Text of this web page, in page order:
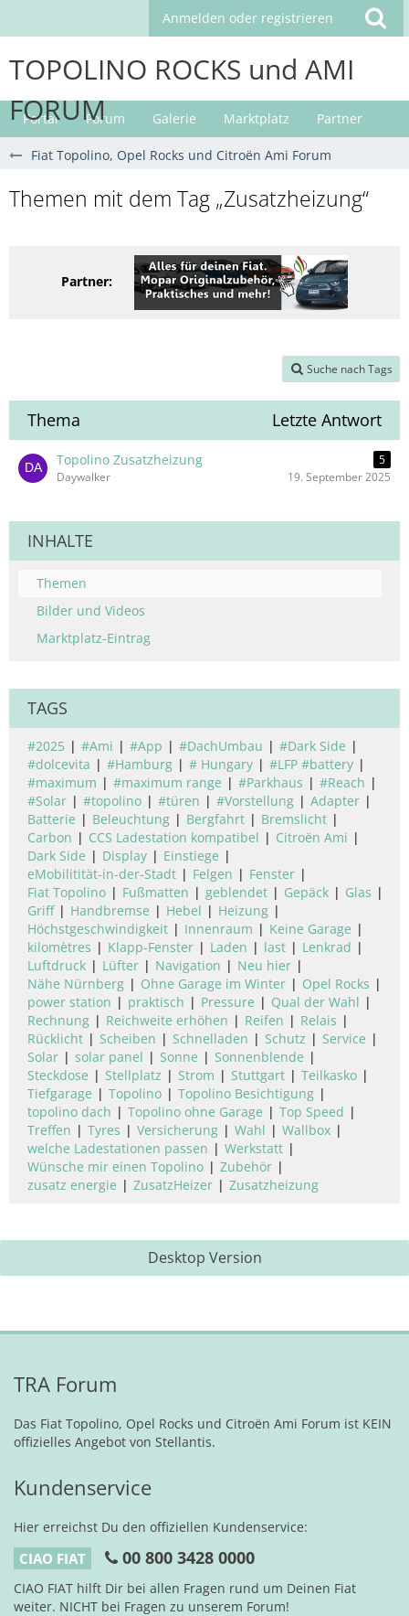
Anmelden oder registrieren
TOPOLINO ROCKS und AMI
FORUM
Portal Forum Galerie Marktplatz Partner
Fiat Topolino, Opel Rocks und Citroën Ami Forum
Themen mit dem Tag „Zusatzheizung“
Partner:
Suche nach Tags
Thema Letzte Antwort
Topolino Zusatzheizung
5
Daywalker
19. September 2025
INHALTE
Themen
Bilder und Videos
Marktplatz-Eintrag
TAGS
#2025 #Ami #App #DachUmbau
#Dark Side
#dolcevita
#Hamburg # Hungary
#LFP #battery
#maximum
#maximum range #Parkhaus
#Reach
#Solar
#topolino #türen #Vorstellung
Adapter
Batterie
Beleuchtung Bergfahrt
Bremslicht
Carbon
CCS Ladestation kompatibel
Citroën Ami
Dark Side
Display
Einstiege
eMobilitität-in-der-Stadt
Felgen
Fenster
Fiat Topolino
Fußmatten geblendet Gepäck
Glas
Griff
Handbremse Hebel
Heizung
Höchstgeschwindigkeit
Innenraum
Keine Garage
kilomètres
Klapp-Fenster Laden last
Lenkrad
Luftdruck
Lüfter Navigation
Neu hier
Nähe Nürnberg
Ohne Garage im Winter
Opel Rocks
power station
praktisch Pressure
Qual der Wahl
Rechnung
Reichweite erhöhen Reifen
Relais
Rücklicht
Scheiben Schnelladen Schutz
Service
Solar
solar panel Sonne
Sonnenblende
Steckdose
Stellplatz Strom Stuttgart
Teilkasko
Tiefgarage
Topolino
Topolino Besichtigung
topolino dach
Topolino ohne Garage
Top Speed
Treffen
Tyres Versicherung Wahl
Wallbox
welche Ladestationen passen
Werkstatt
Wünsche mir einen Topolino
Zubehör
zusatz energie
ZusatzHeizer Zusatzheizung
Desktop Version
TRA Forum
Das Fiat Topolino, Opel Rocks und Citroën Ami Forum ist KEIN
offizielles Angebot von Stellantis.
Kundenservice
Hier erreichst Du den offiziellen Kundenservice:
CIAO FIAT 00 800 3428 0000
CIAO FIAT hilft Dir bei allen Fragen rund um Deinen Fiat
weiter. NICHT bei Fragen zu unserem Forum!